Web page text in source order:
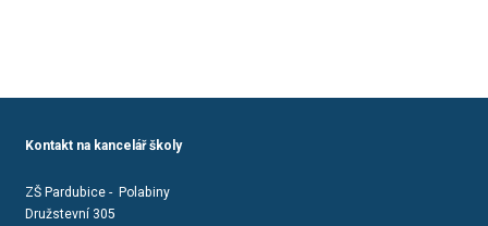
Kontakt na kancelář školy
ZŠ Pardubice - Polabiny
Družstevní 305